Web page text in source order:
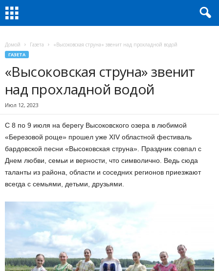
Домой Газета «Высоковская струна» звенит над прохладной водой
ГАЗЕТА
«Высоковская струна» звенит
над прохладной водой
Июл 12, 2023
С 8 по 9 июля на берегу Высоковского озера в любимой
«Березовой роще» прошел уже XIV областной фестиваль
бардовской песни «Высоковская струна». Праздник совпал с
Днем любви, семьи и верности, что символично. Ведь сюда
таланты из района, области и соседних регионов приезжают
всегда с семьями, детьми, друзьями.